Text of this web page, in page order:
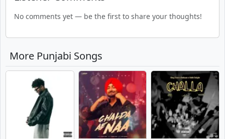
No comments yet — be the first to share your thoughts!
More Punjabi Songs